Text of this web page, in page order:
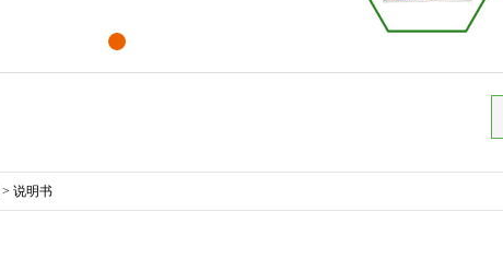
> 说明书